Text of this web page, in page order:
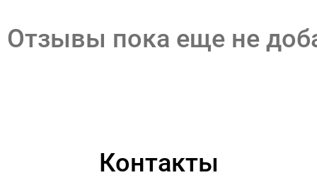
Отзывы пока еще не
Контакты